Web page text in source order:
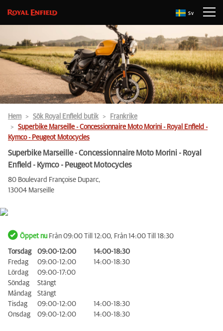
Sv
Hem Sök Royal Enfield butik
Frankrike
Superbike Marseille - Concessionnaire Moto Morini - Royal Enfield -
Kymco - Peugeot Motocycles
Superbike Marseille - Concessionnaire Moto Morini - Royal
Enfield - Kymco - Peugeot Motocycles
80 Boulevard Françoise Duparc,
13004 Marseille
Öppet nu Från 09:00 Till 12:00, Från 14:00 Till 18:30
Torsdag 09:00-12:00
14:00-18:30
Fredag
09:00-12:00
14:00-18:30
Lördag
09:00-17:00
Söndag
Stängt
Måndag
Stängt
Tisdag
09:00-12:00
14:00-18:30
Onsdag
09:00-12:00 14:00-18:30